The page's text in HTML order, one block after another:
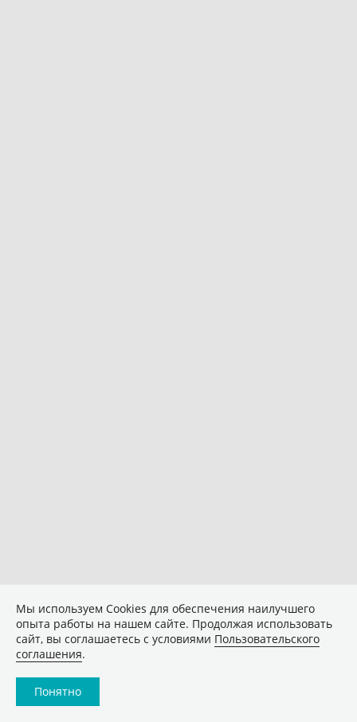
Мы используем Сookies для обеспечения наилучшего
опыта работы на нашем сайте. Продолжая использовать
сайт, вы соглашаетесь с условиями Пользовательского
соглашения.
Понятно